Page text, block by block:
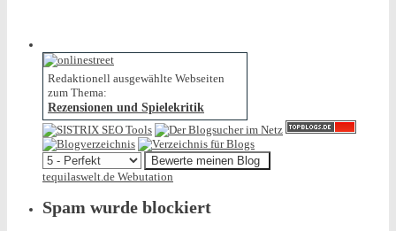
Redaktionell ausgewählte Webseiten
zum Thema:
Rezensionen und Spielekritik
tequilaswelt.de Webutation
Spam wurde blockiert